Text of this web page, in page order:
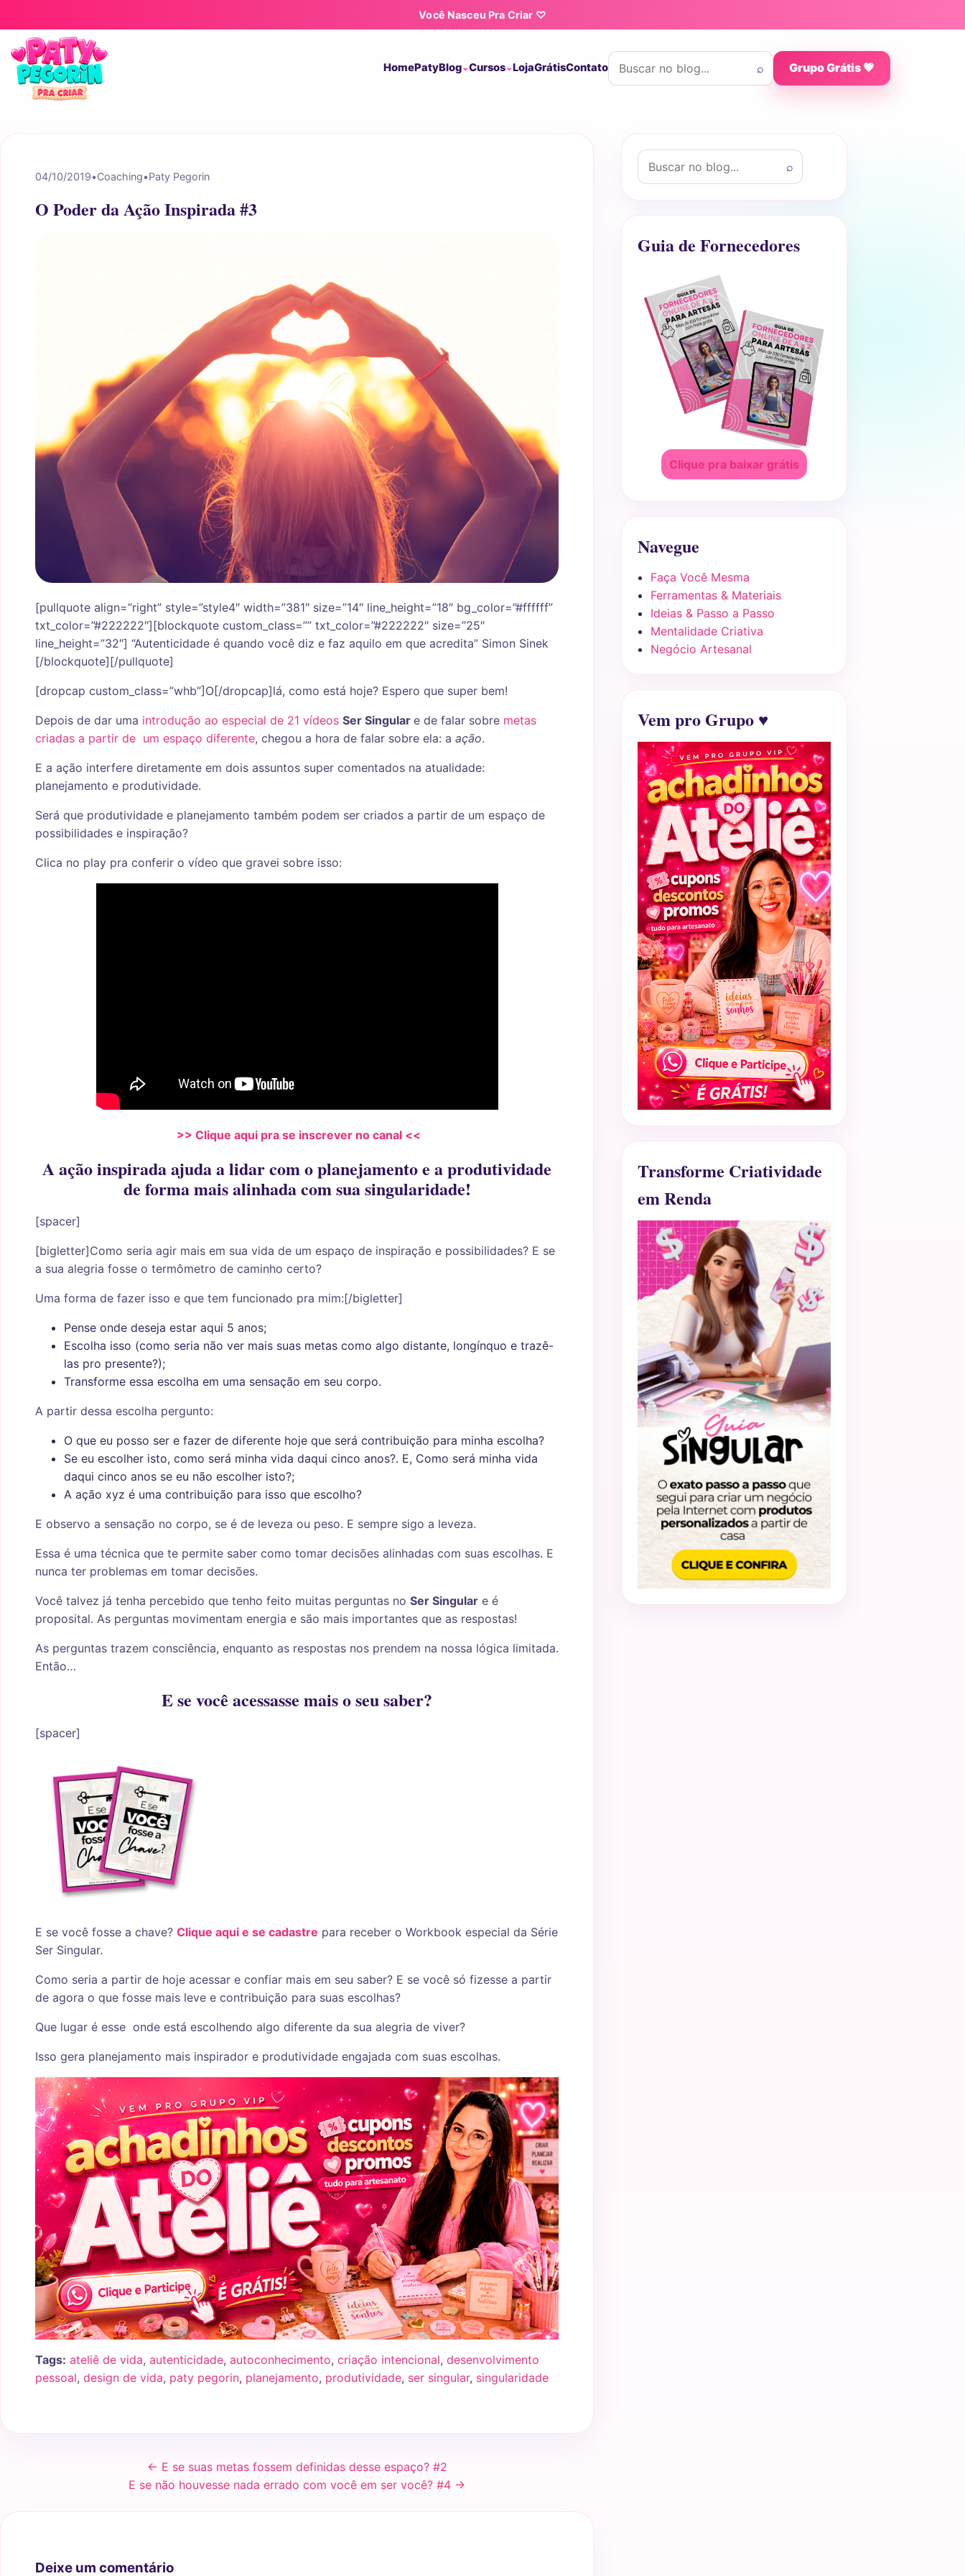
Você Nasceu Pra Criar ♡
HomePatyBlog Cursos LojaGrátisContato
Buscar por:
⌕ Grupo Grátis 💗
04/10/2019•Coaching•Paty Pegorin
O Poder da Ação Inspirada #3
[pullquote align=”right” style=”style4″ width=”381″ size=”14″ line_height=”18″ bg_color=”#ffffff”
txt_color=”#222222″][blockquote custom_class=”” txt_color=”#222222″ size=”25″
line_height=”32″] “Autenticidade é quando você diz e faz aquilo em que acredita” Simon Sinek
[/blockquote][/pullquote]
[dropcap custom_class=”whb”]O[/dropcap]lá, como está hoje? Espero que super bem!
Depois de dar uma introdução ao especial de 21 vídeos Ser Singular e de falar sobre metas
criadas a partir de um espaço diferente, chegou a hora de falar sobre ela: a ação.
E a ação interfere diretamente em dois assuntos super comentados na atualidade:
planejamento e produtividade.
Será que produtividade e planejamento também podem ser criados a partir de um espaço de
possibilidades e inspiração?
Clica no play pra conferir o vídeo que gravei sobre isso:
>> Clique aqui pra se inscrever no canal <<
A ação inspirada ajuda a lidar com o planejamento e a produtividade
de forma mais alinhada com sua singularidade!
[spacer]
[bigletter]Como seria agir mais em sua vida de um espaço de inspiração e possibilidades? E se
a sua alegria fosse o termômetro de caminho certo?
Uma forma de fazer isso e que tem funcionado pra mim:[/bigletter]
Pense onde deseja estar aqui 5 anos;
Escolha isso (como seria não ver mais suas metas como algo distante, longínquo e trazê-
las pro presente?);
Transforme essa escolha em uma sensação em seu corpo.
A partir dessa escolha pergunto:
O que eu posso ser e fazer de diferente hoje que será contribuição para minha escolha?
Se eu escolher isto, como será minha vida daqui cinco anos?. E, Como será minha vida
daqui cinco anos se eu não escolher isto?;
A ação xyz é uma contribuição para isso que escolho?
E observo a sensação no corpo, se é de leveza ou peso. E sempre sigo a leveza.
Essa é uma técnica que te permite saber como tomar decisões alinhadas com suas escolhas. E
nunca ter problemas em tomar decisões.
Você talvez já tenha percebido que tenho feito muitas perguntas no Ser Singular e é
proposital. As perguntas movimentam energia e são mais importantes que as respostas!
As perguntas trazem consciência, enquanto as respostas nos prendem na nossa lógica limitada.
Então…
E se você acessasse mais o seu saber?
[spacer]
E se você fosse a chave? Clique aqui e se cadastre para receber o Workbook especial da Série
Ser Singular.
Como seria a partir de hoje acessar e confiar mais em seu saber? E se você só fizesse a partir
de agora o que fosse mais leve e contribuição para suas escolhas?
Que lugar é esse onde está escolhendo algo diferente da sua alegria de viver?
Isso gera planejamento mais inspirador e produtividade engajada com suas escolhas.
Tags: ateliê de vida, autenticidade, autoconhecimento, criação intencional, desenvolvimento
pessoal, design de vida, paty pegorin, planejamento, produtividade, ser singular, singularidade
← E se suas metas fossem definidas desse espaço? #2
E se não houvesse nada errado com você em ser você? #4 →
Deixe um comentário
Buscar por:
⌕
Guia de Fornecedores
Clique pra baixar grátis
Navegue
Faça Você Mesma
Ferramentas & Materiais
Ideias & Passo a Passo
Mentalidade Criativa
Negócio Artesanal
Vem pro Grupo ♥
Transforme Criatividade
em Renda